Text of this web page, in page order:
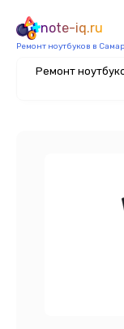
note-iq.ru
Ремонт ноутбуков в
Ремонт